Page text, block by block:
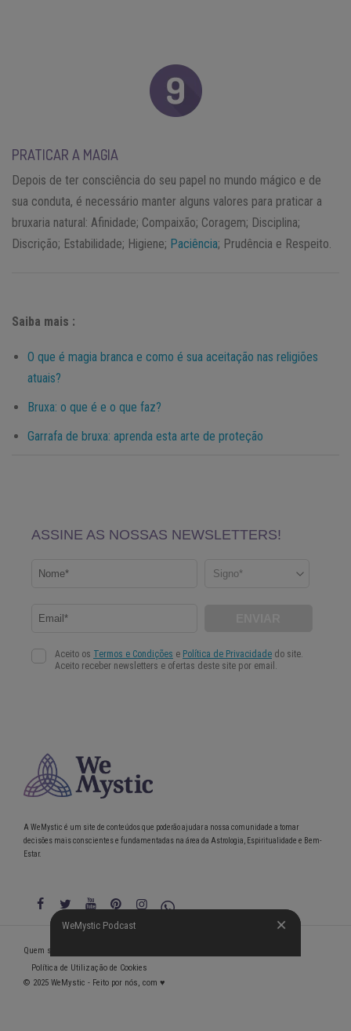
PRATICAR A MAGIA
Depois de ter consciência do seu papel no mundo mágico e de
sua conduta, é necessário manter alguns valores para praticar a
bruxaria natural: Afinidade; Compaixão; Coragem; Disciplina;
Discrição; Estabilidade; Higiene; Paciência; Prudência e Respeito.
Saiba mais :
O que é magia branca e como é sua aceitação nas religiões
atuais?
Bruxa: o que é e o que faz?
Garrafa de bruxa: aprenda esta arte de proteção
WeMystic Podcast
A WeMystic é um site de conteúdos que poderão ajudar a nossa comunidade a tomar
decisões mais conscientes e fundamentadas na área da Astrologia, Espiritualidade e Bem-
Estar.
WeMystic Podcast
Quem somos
Política de Utilização de Cookies
© 2025 WeMystic - Feito por nós, com ♥